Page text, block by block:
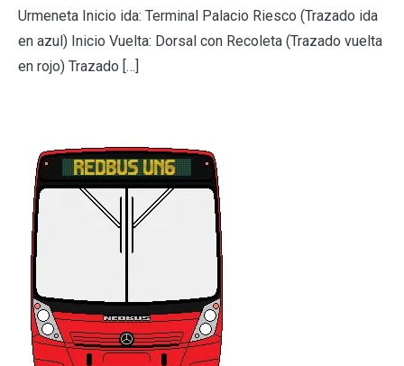
Urmeneta Inicio ida: Terminal Palacio Riesco (Trazado ida
en azul) Inicio Vuelta: Dorsal con Recoleta (Trazado vuelta
en rojo) Trazado […]